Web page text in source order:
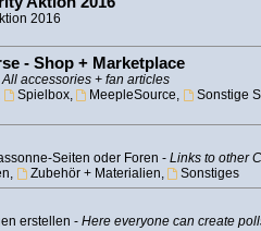
2016
- Shop + Marketplace
All accessories + fan articles
Spielbox, MeepleSource, Sonstige
Seiten oder Foren - Links to other
, Zubehör + Materialien, Sonstiges
erstellen - Here everyone can create